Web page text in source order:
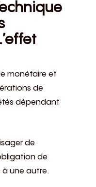
monétaire et
de
dépendant
de
de
à une autre.